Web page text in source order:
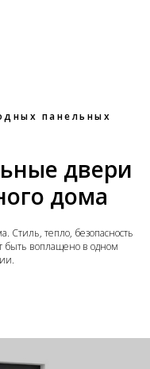
панельных
двери
дома
Стиль, тепло, безопасность
быть воплащено в одном